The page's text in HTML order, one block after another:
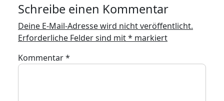
Schreibe einen Kommentar
Deine E-Mail-Adresse wird nicht veröffentlicht.
Erforderliche Felder sind mit* markiert
Kommentar*